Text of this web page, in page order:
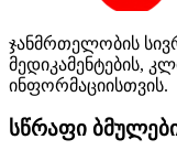
ჯანმრთელობის
მედიკამენტების,
ინფორმაციისთვის.
სწრაფი